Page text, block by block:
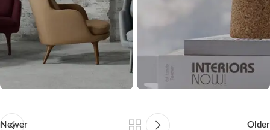
Newer Older